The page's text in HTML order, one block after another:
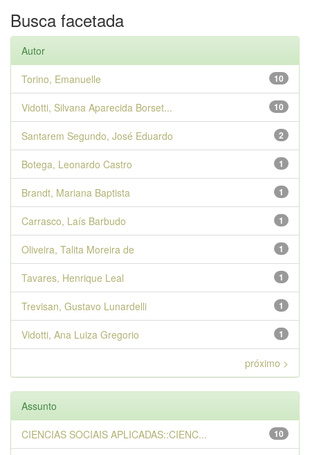
Busca facetada
Autor
10
Torino, Emanuelle
10
Vidotti, Silvana Aparecida Borset...
2
Santarem Segundo, José Eduardo
1
Botega, Leonardo Castro
1
Brandt, Mariana Baptista
1
Carrasco, Laís Barbudo
1
Oliveira, Talita Moreira de
1
Tavares, Henrique Leal
1
Trevisan, Gustavo Lunardelli
1
Vidotti, Ana Luiza Gregorio
próximo >
Assunto
10
CIENCIAS SOCIAIS APLICADAS::CIENC...